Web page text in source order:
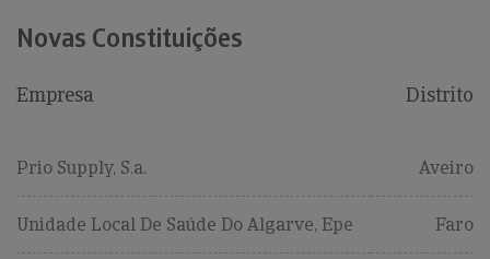
Novas Constituições
Empresa Distrito
Prio Supply, S.a. Aveiro
Unidade Local De Saúde Do Algarve, Epe Faro